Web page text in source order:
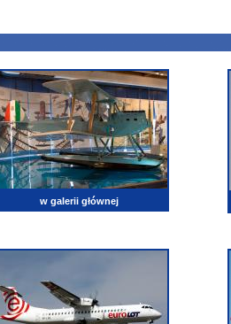
w galerii głównej